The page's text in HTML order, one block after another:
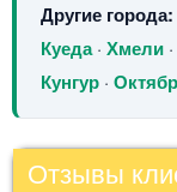
Другие города:
Куеда· Хмели ·
Кунгур ·
Отзывы